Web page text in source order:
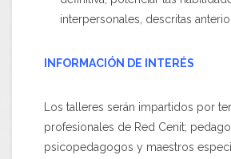
interpersonales, descritas
INFORMACIÓN DE INTERÉS
Los talleres serán impartidos por
profesionales de Red Cenit;
psicopedagogos y maestros